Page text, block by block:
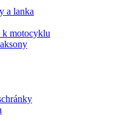
a lanka
motocyklu